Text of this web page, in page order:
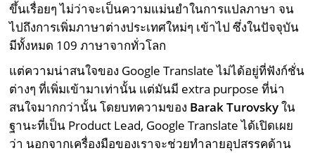
ขึ้นเรื่อยๆ ไม่ว่าจะเป็นความแม่นยำในการแปลภาษา จน
ไปถึงการเพิ่มภาษาต่างประเทศใหม่ๆ เข้าไป ซึ่งในปัจจุบัน
มีทั้งหมด 109 ภาษาจากทั่วโลก
แต่ความน่าสนใจของ Google Translate ไม่ได้อยู่ที่ฟังก์ชั่น
ต่างๆ ที่เพิ่มเข้ามาเท่านั้น แต่มันมี extra purpose ที่น่า
สนใจมากกว่านั้น โดยบทความของ Barak Turovskyใน
ฐานะที่เป็น Product Lead, Google Translate ได้เปิดเผย
ว่า นอกจากเครื่องมือของเราจะช่วยทำลายอุปสรรคด้าน